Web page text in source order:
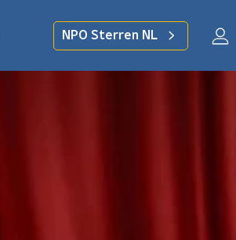
NPO Sterren NL